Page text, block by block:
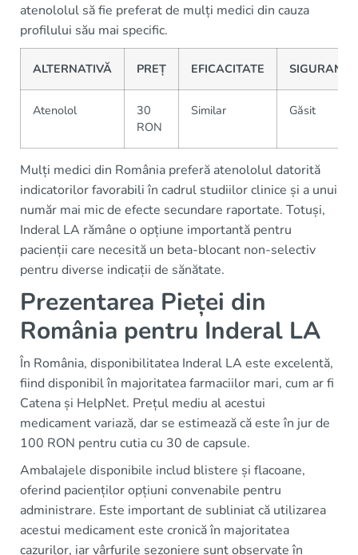
atenololul să fie preferat de mulți medici din cauza
profilului său mai specific.
ALTERNATIVĂ PREȚ EFICACITATE SIGURANȚĂ
Atenolol
30
RON
Similar Găsit
Mulți medici din România preferă atenololul datorită
indicatorilor favorabili în cadrul studiilor clinice și a unui
număr mai mic de efecte secundare raportate. Totuși,
Inderal LA rămâne o opțiune importantă pentru
pacienții care necesită un beta-blocant non-selectiv
pentru diverse indicații de sănătate.
Prezentarea Pieței din
România pentru Inderal LA
În România, disponibilitatea Inderal LA este excelentă,
fiind disponibil în majoritatea farmaciilor mari, cum ar fi
Catena și HelpNet. Prețul mediu al acestui
medicament variază, dar se estimează că este în jur de
100 RON pentru cutia cu 30 de capsule.
Ambalajele disponibile includ blistere și flacoane,
oferind pacienților opțiuni convenabile pentru
administrare. Este important de subliniat că utilizarea
acestui medicament este cronică în majoritatea
cazurilor, iar vârfurile sezoniere sunt observate în